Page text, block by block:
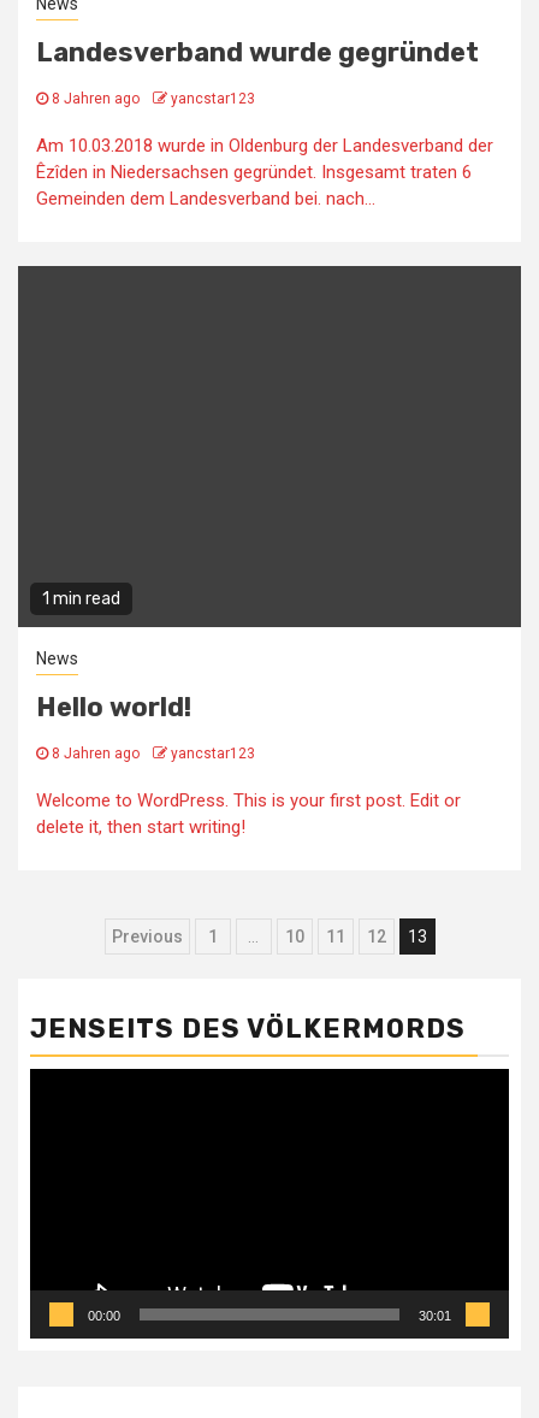
Landesverband wurde gegründet
8 Jahren ago yancstar123
Am 10.03.2018 wurde in Oldenburg der Landesverband der
Êzîden in Niedersachsen gegründet. Insgesamt traten 6
Gemeinden dem Landesverband bei. nach...
1 min read
News
Hello world!
8 Jahren ago yancstar123
Welcome to WordPress. This is your first post. Edit or
delete it, then start writing!
Beitragsnavigation
Previous 1 10 11 12 13
JENSEITS DES VÖLKERMORDS
00:00 30:01